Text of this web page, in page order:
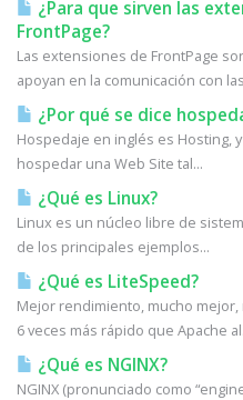
¿Para que sirven las
FrontPage?
Las extensiones de FrontPage
apoyan en la comunicación con
¿Por qué se dice
Hospedaje en inglés es Hosting,
hospedar una Web Site tal...
¿Qué es Linux?
Linux es un núcleo libre de
de los principales ejemplos...
¿Qué es LiteSpeed?
Mejor rendimiento, mucho
6 veces más rápido que Apache
¿Qué es NGINX?
NGINX (pronunciado como